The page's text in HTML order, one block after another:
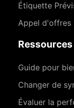
Étiquette
Appel d'offres
Ressources
Guide pour
Changer de
Évaluer la